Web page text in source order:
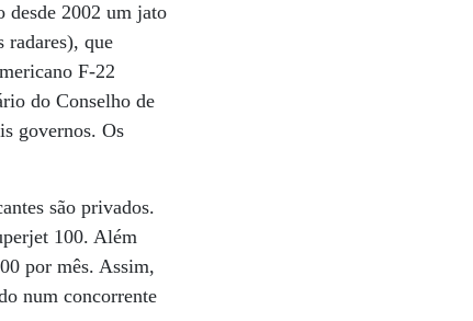
desde 2002 um jato
radares), que
F-22
do Conselho de
governos. Os
são privados.
100. Além
por mês. Assim,
num concorrente